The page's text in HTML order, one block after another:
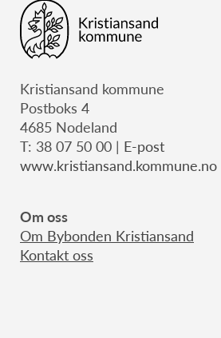
Kristiansand kommune
Postboks 4
4685 Nodeland
T: 38 07 50 00 | E-post
www.kristiansand.kommune.no
Om oss
Om Bybonden Kristiansand
Kontakt oss